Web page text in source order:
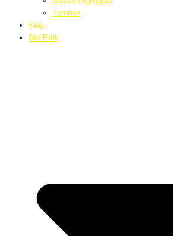
Turniere
Kids
Der Park